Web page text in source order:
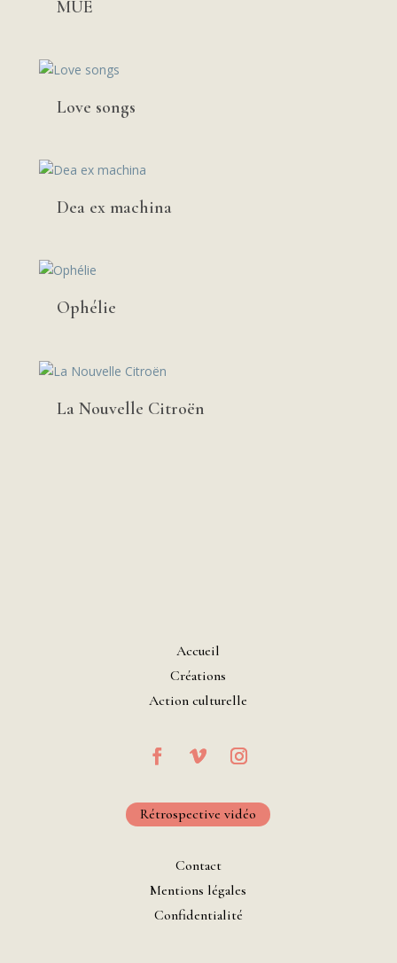
MUE
Love songs
Dea ex machina
Ophélie
La Nouvelle Citroën
Accueil
Créations
Action culturelle
Rétrospective vidéo
Contact
Mentions légales
Confidentialité